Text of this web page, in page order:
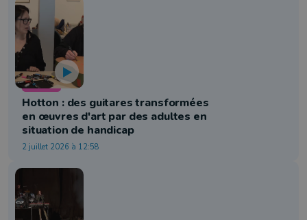
Culture
Hotton : des guitares transformées
en œuvres d'art par des adultes en
situation de handicap
2 juillet 2026 à 12:58